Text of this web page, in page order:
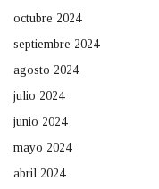
octubre 2024
septiembre 2024
agosto 2024
julio 2024
junio 2024
mayo 2024
abril 2024